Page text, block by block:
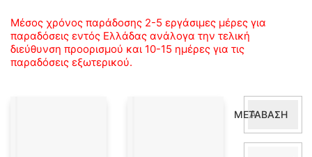
Μέσος χρόνος παράδοσης 2-5 εργάσιμες μέρες για
παραδόσεις εντός Ελλάδας ανάλογα την τελική
διεύθυνση προορισμού και 10-15 ημέρες για τις
παραδόσεις εξωτερικού.
για:
ΜΕΤΆΒΑΣΗ